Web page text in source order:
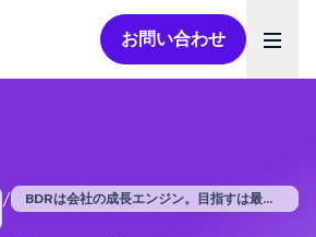
お問い合わせ
/ BDRは会社の成長エンジン。目指すは最高...